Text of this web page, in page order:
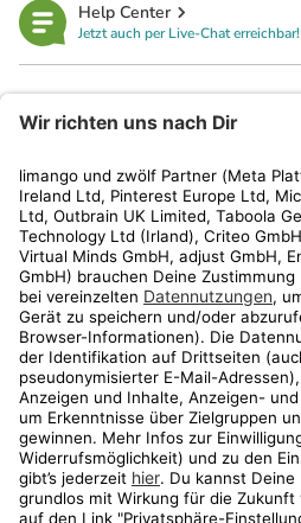
Help Center
Jetzt auch per Live-Chat erreichbar!
Kundenservice
Shop
Aktionen
Travel